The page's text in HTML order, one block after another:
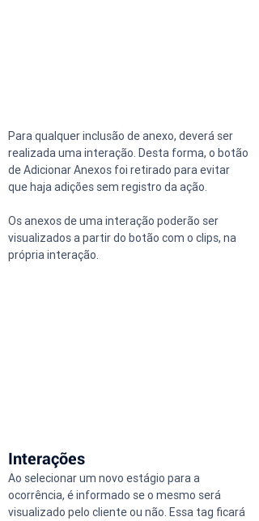
Para qualquer inclusão de anexo, deverá ser
realizada uma interação. Desta forma, o botão
de Adicionar Anexos foi retirado para evitar
que haja adições sem registro da ação.
Os anexos de uma interação poderão ser
visualizados a partir do botão com o clips, na
própria interação.
Interações
Ao selecionar um novo estágio para a
ocorrência, é informado se o mesmo será
visualizado pelo cliente ou não. Essa tag ficará